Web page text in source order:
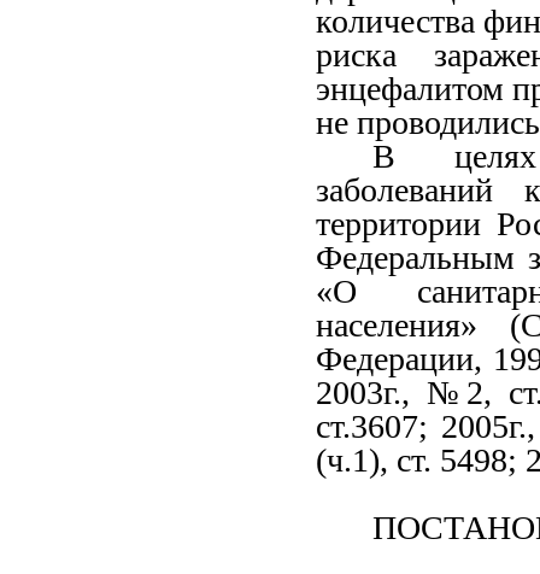
количества
риска
энцефалитом
не
В целях
территории
Федеральным
«О
населения»
Федерации,
2003г., №2,
ст.3607;
(ч.1), ст. 5498;